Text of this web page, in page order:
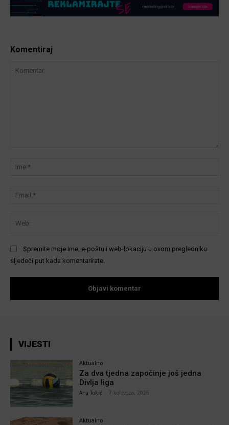
Komentiraj
Spremite moje ime, e-poštu i web-lokaciju u ovom pregledniku
sljedeći put kada komentarirate.
VIJESTI
Aktualno
Za dva tjedna započinje još jedna
Divlja liga
Ana Tokić 7 kolovoza, 2026
Aktualno